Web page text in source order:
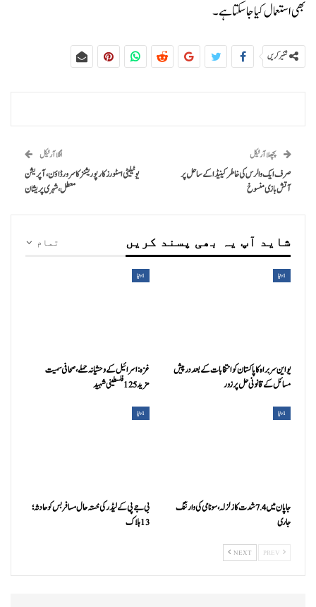
بھی استعمال کیا جاسکتا ہے۔
شئیر کریں
پچھلا آرٹیکل
صرف ایک والرس کی خاطر کینیڈا کے ساحل پر
آتش بازی منسوخ
اگلا آرٹیکل
یوٹیلیٹی اسٹورز کارپوریشنز کا سرور ڈاؤن، آپریشن
معطل، شہری پریشان
تمام شاید آپ یہ بھی پسند کریں
1دنیا
یواین سربراہ کا پاکستان کوانتخابات کے بعد درپیش
مسائل کے قانونی حل پرزور
1دنیا
غزہ:اسرائیل کے وحشیانہ حملے، صحافی سمیت
مزید 125 فلسطینی شہید
1دنیا
جاپان میں 7.4 شدت کا زلزلہ، سونامی کی وارننگ
جاری
1دنیا
بی جے پی کے لیڈر کی خستہ حال مسافر بس کو حادثہ؛
13 ہلاک
NEXT